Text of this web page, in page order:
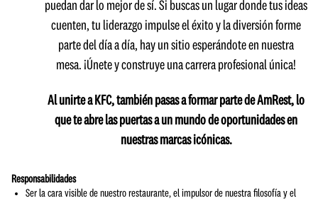
puedan dar lo mejor de sí. Si buscas un lugar donde tus ideas
cuenten, tu liderazgo impulse el éxito y la diversión forme
parte del día a día, hay un sitio esperándote en nuestra
mesa. ¡Únete y construye una carrera profesional única!
Al unirte a KFC, también pasas a formar parte de AmRest, lo
que te abre las puertas a un mundo de oportunidades en
nuestras marcas icónicas.
Responsabilidades
Ser la cara visible de nuestro restaurante, el impulsor de nuestra filosofía y el